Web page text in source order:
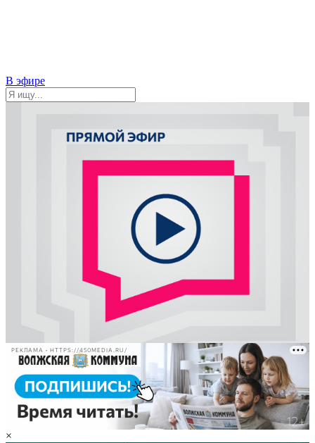
В эфире
РЕКЛАМА • HTTPS://450MEDIA.RU/
×